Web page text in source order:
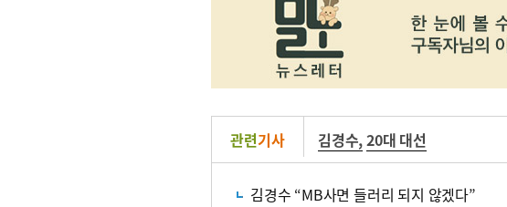
관련기사 김경수,20대 대선
김경수 “MB사면 들러리 되지 않겠다”